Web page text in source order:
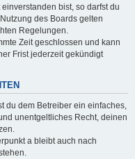
bist, so darfst du
des Boards gelten
Regelungen.
Zeit geschlossen und kann
Frist jederzeit gekündigt
du dem Betreiber ein einfaches,
unentgeltliches Recht, deinen
a bleibt auch nach